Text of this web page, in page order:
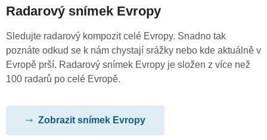
Radarový snímek Evropy
Sledujte radarový kompozit celé Evropy. Snadno tak
poznáte odkud se k nám chystají srážky nebo kde aktuálně v
Evropě prší. Radarový snímek Evropy je složen z více než
100 radarů po celé Evropě.
Zobrazit snímek Evropy